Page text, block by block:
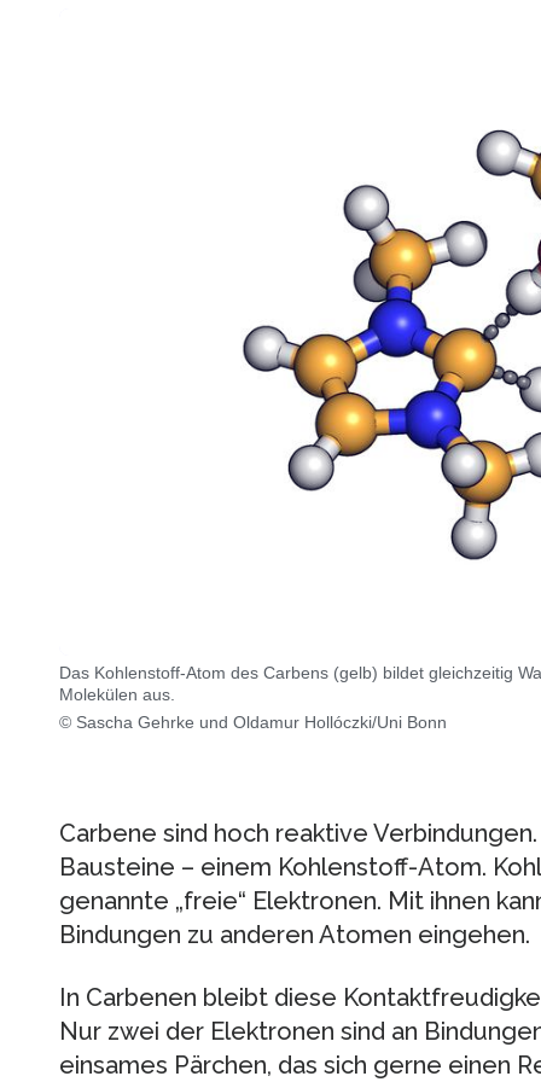
Das Kohlenstoff-Atom des Carbens (gelb) bildet gleichzeitig
Molekülen aus.
© Sascha Gehrke und Oldamur Hollóczki/Uni Bonn
Carbene sind hoch reaktive
Bausteine – einem Kohlenstoff-Atom.
genannte „freie“ Elektronen. Mit ihnen
Bindungen zu anderen Atomen eingehen.
In Carbenen bleibt diese
Nur zwei der Elektronen sind an
einsames Pärchen, das sich gerne einen